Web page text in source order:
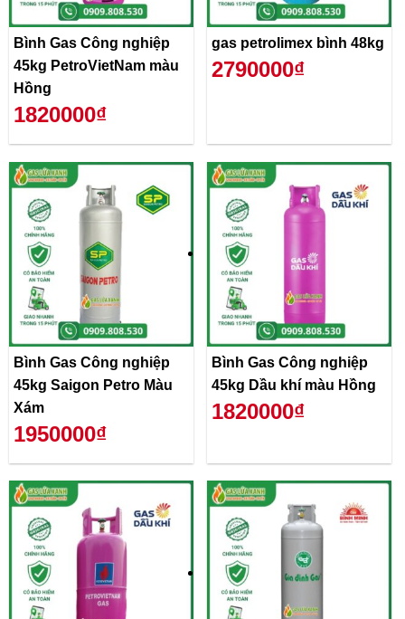
Bình Gas Công nghiệp
45kg PetroVietNam màu
Hồng
1820000₫
gas petrolimex bình 48kg
2790000₫
Bình Gas Công nghiệp
45kg Saigon Petro Màu
Xám
1950000₫
Bình Gas Công nghiệp
45kg Dầu khí màu Hồng
1820000₫